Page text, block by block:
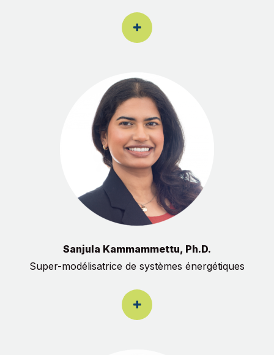
Sanjula Kammammettu, Ph.D.
Super-modélisatrice de systèmes énergétiques